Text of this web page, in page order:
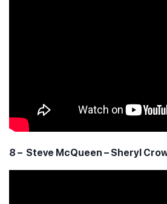
8 – Steve McQueen – Sheryl